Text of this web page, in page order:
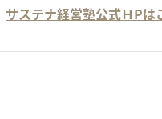
サステナ経営塾公式ＨPは